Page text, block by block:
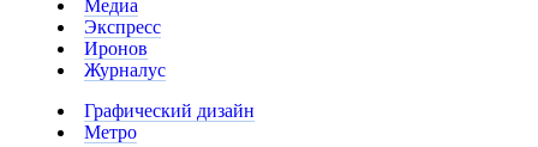
Медиа
Экспресс
Иронов
Журналус
Графический дизайн
Метро